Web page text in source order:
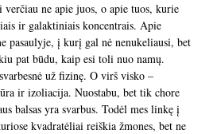
ne apie juos, o apie tuos, kurie
ir galaktiniais koncentrais. Apie
pasaulyje, į kurį gal nė nenukeliausi, bet
pat būdu, kaip esi toli nuo namų.
už fizinę. O virš visko –
ir izoliacija. Nuostabu, bet tik chore
balsas yra svarbus. Todėl mes linkę į
kvadratėliai reiškia žmones, bet ne